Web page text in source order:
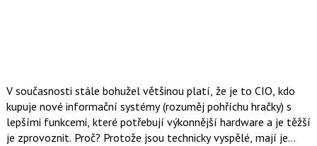
V současnosti stále bohužel většinou platí, že je to CIO, kdo
kupuje nové informační systémy (rozuměj pohříchu hračky) s
lepšími funkcemi, které potřebují výkonnější hardware a je těžší
je zprovoznit. Proč? Protože jsou technicky vyspělé, mají je